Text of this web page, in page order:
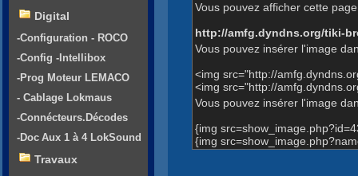
Vous pouvez afficher cette
http://amfg.dyndns.org/tiki-
Vous pouvez insérer l'image
<img src="http://
<img src="http://
Vous pouvez insérer l'image
{img
{img
Digital
-Configuration - ROCO
-Config -Intellibox
-Prog Moteur LEMACO
- Cablage Lokmaus
-Connécteurs.Décodes
-Doc Aux 1 à 4 LokSound
Travaux